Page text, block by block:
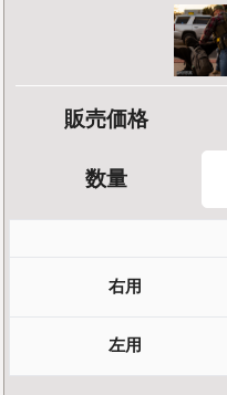
販売価格
数量
右用
左用